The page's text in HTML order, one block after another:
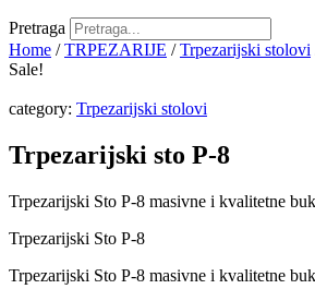
Pretraga
Home /TRPEZARIJE /Trpezarijski stolovi
Sale!
category: Trpezarijski stolovi
Trpezarijski sto P-8
Trpezarijski Sto P-8 masivne i kvalitetne
Trpezarijski Sto P-8
Trpezarijski Sto P-8 masivne i kvalitetne